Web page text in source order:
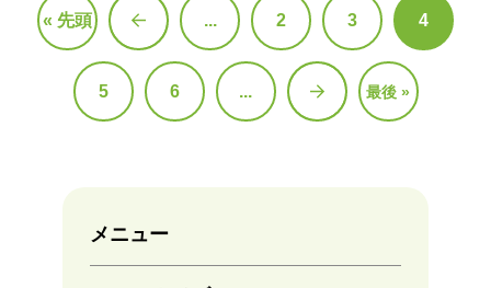
メニュー
« 先頭 ... 2 3 4
5 6 ... 最後 »